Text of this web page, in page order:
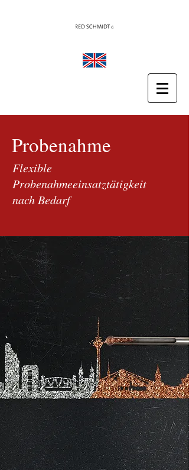
Probenahme
Flexible
Probenahmeeinsatztätigkeit
nach Bedarf